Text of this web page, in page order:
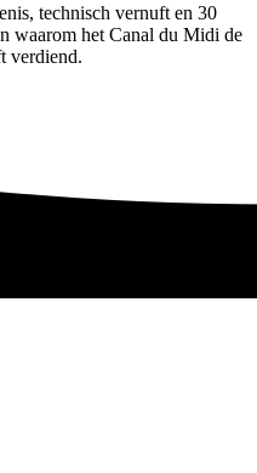
technisch vernuft en 30
waarom het Canal du Midi de
verdiend.